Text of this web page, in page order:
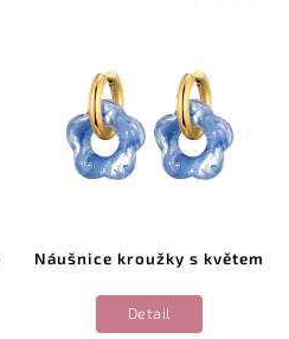
Náušnice kroužky s květem
Detail